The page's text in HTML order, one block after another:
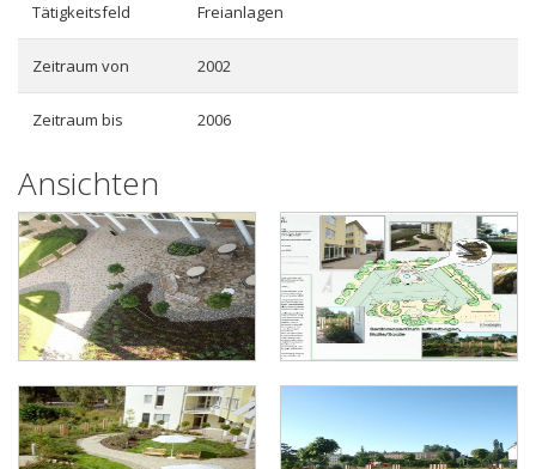
Tätigkeitsfeld Freianlagen
Zeitraum von 2002
Zeitraum bis 2006
Ansichten